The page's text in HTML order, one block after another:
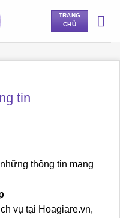
TRANG
CHỦ
tin
thông tin mang
vụ tại Hoagiare.vn,